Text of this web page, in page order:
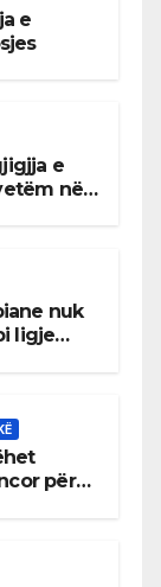
e
e
në
nuk
ligje
për